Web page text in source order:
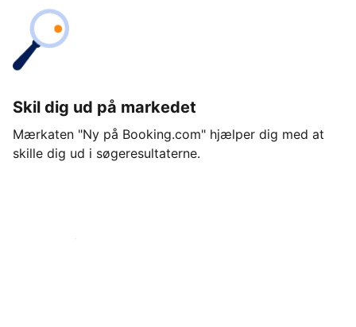
Skil dig ud på markedet
Mærkaten "Ny på Booking.com" hjælper dig med at
skille dig ud i søgeresultaterne.
Kom i gang i dag